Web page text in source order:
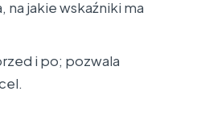
jakie wskaźniki ma
i po; pozwala